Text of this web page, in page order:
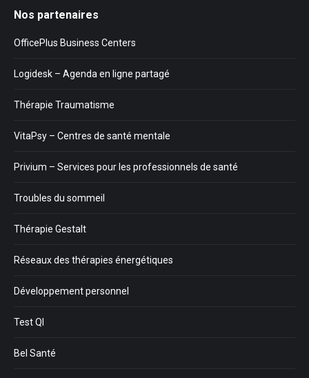
Nos partenaires
OfficePlus Business Centers
Logidesk – Agenda en ligne partagé
Thérapie Traumatisme
VitaPsy – Centres de santé mentale
Privium – Services pour les professionnels de santé
Troubles du sommeil
Thérapie Gestalt
Réseaux des thérapies énergétiques
Développement personnel
Test QI
Bel Santé